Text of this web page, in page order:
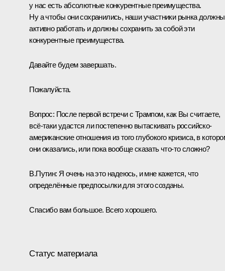
у нас есть абсолютные конкурентные преимущества.
Ну а чтобы они сохранились, наши участники рынка должны
активно работать и должны сохранить за собой эти
конкурентные преимущества.
Давайте будем завершать.
Пожалуйста.
Вопрос: После первой встречи с Трампом, как Вы считаете,
всё‑таки удастся ли постепенно вытаскивать российско-
американские отношения из того глубокого кризиса, в
они оказались, или пока вообще сказать что‑то сложно?
В.Путин: Я очень на это надеюсь, и мне кажется, что
определённые предпосылки для этого созданы.
Спасибо вам большое. Всего хорошего.
Статус материала